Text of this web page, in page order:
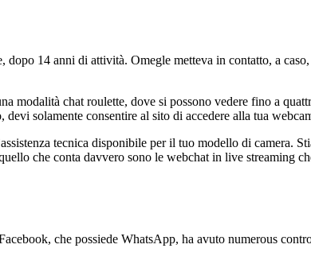
14 anni di attività. Omegle metteva in contatto, a
modalità chat roulette, dove si possono vedere fino a
solamente consentire al sito di accedere alla tua
tecnica disponibile per il tuo modello di camera.
che conta davvero sono le webchat in live streaming
che possiede WhatsApp, ha avuto numerous